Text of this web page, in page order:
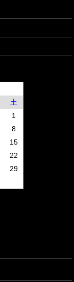
土
1
8
15
22
29